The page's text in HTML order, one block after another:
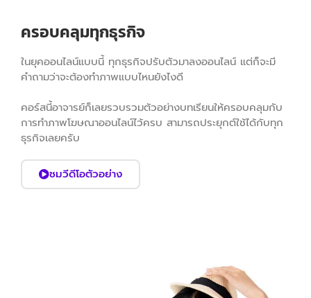
ครอบคลุมทุกธุรกิจ
ในยุคออนไลน์แบบนี้ ทุกธุรกิจปรับตัวมาลงออนไลน์ แต่ก็จะมี
คำถามว่าจะต้องทำภาพแบบไหนยังไงดี
คอร์สนี้อาจารย์ก็เลยรวบรวมตัวอย่างบทเรียนให้ครอบคลุมกับ
การทำภาพโฆษณาออนไลน์ไว้ครบ สามารถประยุกต์ใช้ได้กับทุก
ธุรกิจเลยครับ
ชมวีดีโอตัวอย่าง